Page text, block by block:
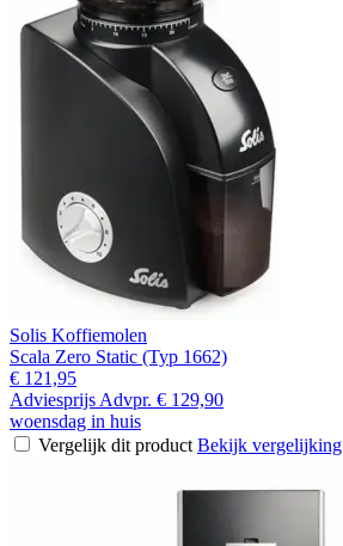
Solis Koffiemolen
Scala Zero Static (Typ 1662)
€ 121,95
Adviesprijs Advpr. € 129,90
woensdag in huis
Vergelijk dit product Bekijk vergelijking